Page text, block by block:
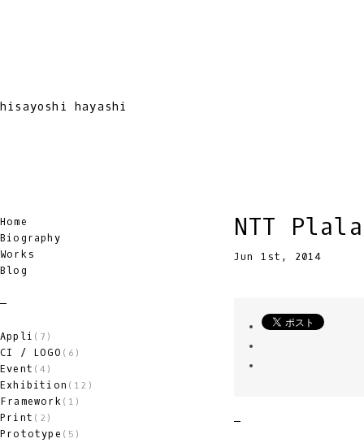
hisayoshi hayashi
Home
Biography
Works
Blog
Appli (7)
CI / LOGO (6)
Event (4)
Exhibition (12)
Framework (1)
Print (2)
Prototype (5)
NTT
Jun 1st, 2014